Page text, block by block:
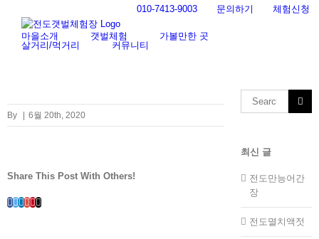
content
010-7413-9003 문의하기 체험신청
마을소개 갯벌체험
가볼만한 곳
살거리/먹거리
커뮤니티
By 6월 20th, 2020
Share This Post With Others!
Facebook
Twitter
LinkedIn
Whatsapp
Google+
Pinterest
Email
Search
for:
최신 글
전도만능어간
장
전도멸치액젓